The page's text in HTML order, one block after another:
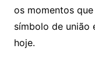
os momentos
símbolo de união
hoje.